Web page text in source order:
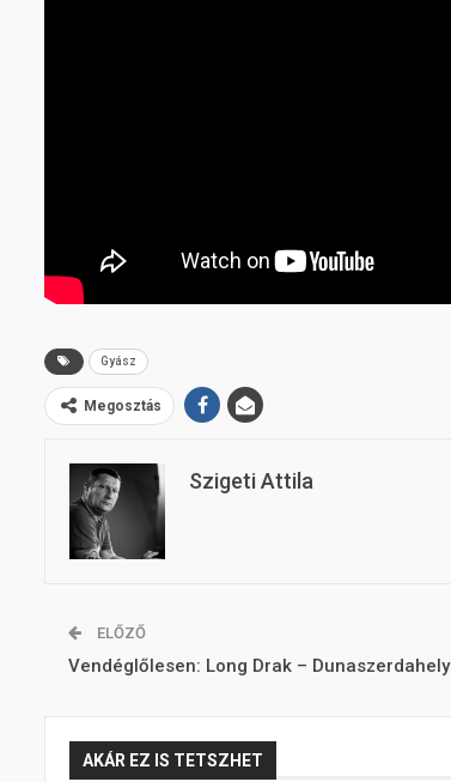
Gyász
Megosztás
Szigeti Attila
ELŐZŐ
Vendéglőlesen: Long Drak – Dunaszerdahely
AKÁR EZ IS TETSZHET